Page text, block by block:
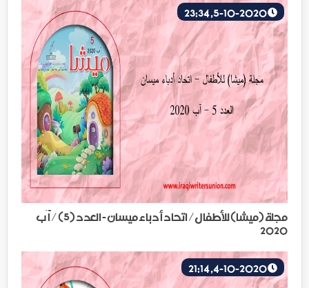
مجلة (ميشا) للأطفال/ اتحاد أدباء ميسان - العدد (5) / آب
2020